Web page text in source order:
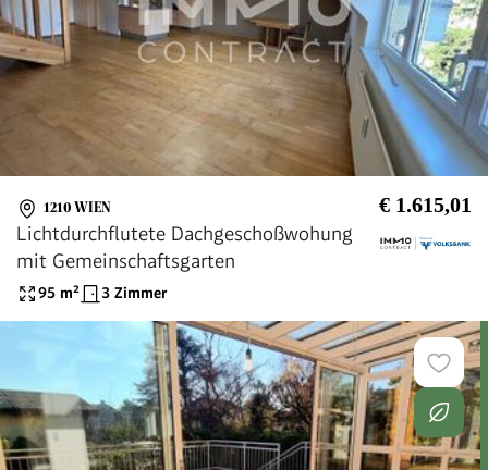
1210 WIEN € 1.615,01
Lichtdurchflutete Dachgeschoßwohung
mit Gemeinschaftsgarten
95 m² 3 Zimmer